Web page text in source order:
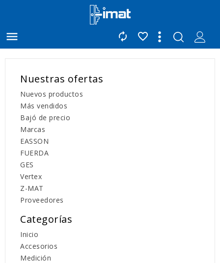
 

Nuestras ofertas
Nuevos productos
Más vendidos
Bajó de precio
Marcas
EASSON
FUERDA
GES
Vertex
Z-MAT
Proveedores
Categorías
Inicio
Accesorios
Medición